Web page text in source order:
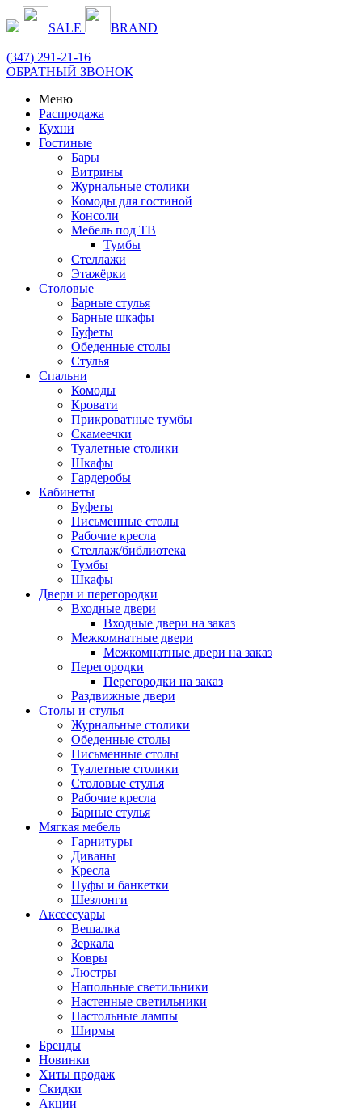
SALE BRAND
(347) 291-21-16
ОБРАТНЫЙ ЗВОНОК
Меню
Распродажа
Кухни
Гостиные
Бары
Витрины
Журнальные столики
Комоды для гостиной
Консоли
Мебель под ТВ
Тумбы
Стеллажи
Этажёрки
Столовые
Барные стулья
Барные шкафы
Буфеты
Обеденные столы
Стулья
Спальни
Комоды
Кровати
Прикроватные тумбы
Скамеечки
Туалетные столики
Шкафы
Гардеробы
Кабинеты
Буфеты
Письменные столы
Рабочие кресла
Стеллаж/библиотека
Тумбы
Шкафы
Двери и перегородки
Входные двери
Входные двери на заказ
Межкомнатные двери
Межкомнатные двери на заказ
Перегородки
Перегородки на заказ
Раздвижные двери
Столы и стулья
Журнальные столики
Обеденные столы
Письменные столы
Туалетные столики
Столовые стулья
Рабочие кресла
Барные стулья
Мягкая мебель
Гарнитуры
Диваны
Кресла
Пуфы и банкетки
Шезлонги
Аксессуары
Вешалка
Зеркала
Ковры
Люстры
Напольные светильники
Настенные светильники
Настольные лампы
Ширмы
Бренды
Новинки
Хиты продаж
Скидки
Акции